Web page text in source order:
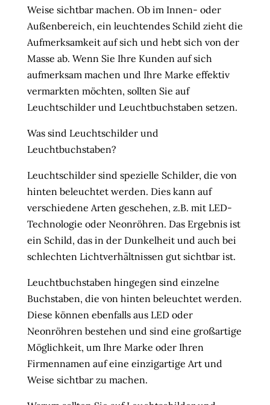
Weise sichtbar machen. Ob im Innen- oder
Außenbereich, ein leuchtendes Schild zieht die
Aufmerksamkeit auf sich und hebt sich von der
Masse ab. Wenn Sie Ihre Kunden auf sich
aufmerksam machen und Ihre Marke effektiv
vermarkten möchten, sollten Sie auf
Leuchtschilder und Leuchtbuchstaben setzen.
Was sind Leuchtschilder und
Leuchtbuchstaben?
Leuchtschilder sind spezielle Schilder, die von
hinten beleuchtet werden. Dies kann auf
verschiedene Arten geschehen, z.B. mit LED-
Technologie oder Neonröhren. Das Ergebnis ist
ein Schild, das in der Dunkelheit und auch bei
schlechten Lichtverhältnissen gut sichtbar ist.
Leuchtbuchstaben hingegen sind einzelne
Buchstaben, die von hinten beleuchtet werden.
Diese können ebenfalls aus LED oder
Neonröhren bestehen und sind eine großartige
Möglichkeit, um Ihre Marke oder Ihren
Firmennamen auf eine einzigartige Art und
Weise sichtbar zu machen.